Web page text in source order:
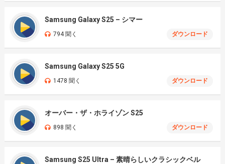
Samsung Galaxy S25 – シマー
794 聞く ダウンロード
Samsung Galaxy S25 5G
1478 聞く ダウンロード
オーバー・ザ・ホライゾン S25
898 聞く ダウンロード
Samsung S25 Ultra – 素晴らしいクラシックベル